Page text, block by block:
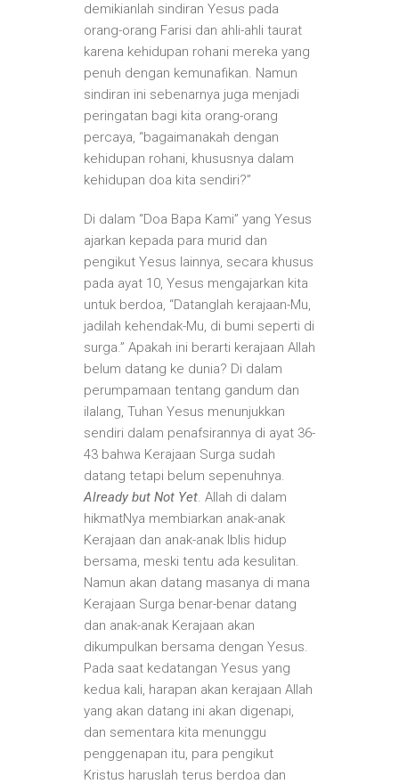
demikianlah sindiran Yesus pada
orang-orang Farisi dan ahli-ahli taurat
karena kehidupan rohani mereka yang
penuh dengan kemunafikan. Namun
sindiran ini sebenarnya juga menjadi
peringatan bagi kita orang-orang
percaya, “bagaimanakah dengan
kehidupan rohani, khususnya dalam
kehidupan doa kita sendiri?”
Di dalam “Doa Bapa Kami” yang Yesus
ajarkan kepada para murid dan
pengikut Yesus lainnya, secara khusus
pada ayat 10, Yesus mengajarkan kita
untuk berdoa, “Datanglah kerajaan-Mu,
jadilah kehendak-Mu, di bumi seperti di
surga.” Apakah ini berarti kerajaan Allah
belum datang ke dunia? Di dalam
perumpamaan tentang gandum dan
ilalang, Tuhan Yesus menunjukkan
sendiri dalam penafsirannya di ayat 36-
43 bahwa Kerajaan Surga sudah
datang tetapi belum sepenuhnya.
Already but Not Yet. Allah di dalam
hikmatNya membiarkan anak-anak
Kerajaan dan anak-anak Iblis hidup
bersama, meski tentu ada kesulitan.
Namun akan datang masanya di mana
Kerajaan Surga benar-benar datang
dan anak-anak Kerajaan akan
dikumpulkan bersama dengan Yesus.
Pada saat kedatangan Yesus yang
kedua kali, harapan akan kerajaan Allah
yang akan datang ini akan digenapi,
dan sementara kita menunggu
penggenapan itu, para pengikut
Kristus haruslah terus berdoa dan